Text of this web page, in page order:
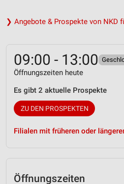
❯ Angebote & Prospekte von NKD
09:00 - 13:00
Öffnungszeiten heute
Es gibt 2 aktuelle Prospekte
ZU DEN PROSPEKTEN
Filialen mit früheren oder
Öffnungszeiten